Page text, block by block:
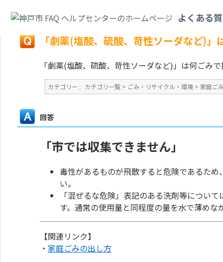
よくある
戻る
「劇薬(塩酸、硫酸、苛性ソーダなど)
「劇薬(塩酸、硫酸、苛性ソーダなど)」は何ごみ
カテゴリー : カテゴリ一覧 > ごみ・リサイクル・環境 > 家庭ご
回答
「市では収集できません」
毒性があるものが飛散すると危険であるた
い。
「混ぜるな危険」表記のある洗剤等につい
す。通常の使用量と同程度の量を水で薄め
【関連リンク】
・ 家庭ごみの出し方